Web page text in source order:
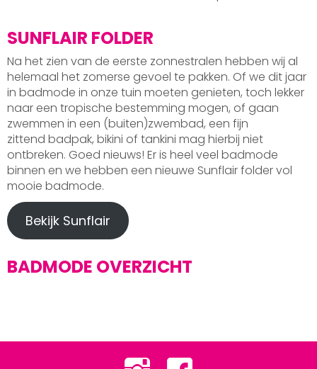
SUNFLAIR FOLDER
Na het zien van de eerste zonnestralen hebben wij al
helemaal het zomerse gevoel te pakken. Of we dit jaar
in badmode in onze tuin moeten genieten, toch lekker
naar een tropische bestemming mogen, of gaan
zwemmen in een (buiten)zwembad, een fijn
zittend badpak, bikini of tankini mag hierbij niet
ontbreken. Goed nieuws! Er is heel veel badmode
binnen en we hebben een nieuwe Sunflair folder vol
mooie badmode.
Bekijk Sunflair
BADMODE OVERZICHT